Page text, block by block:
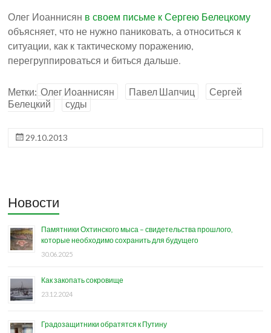
Олег Иоаннисян в своем письме к Сергею Белецкому
объясняет, что не нужно паниковать, а относиться к
ситуации, как к тактическому поражению,
перегруппироваться и биться дальше.
Метки: Олег Иоаннисян Павел Шапчиц
Сергей
Белецкий
суды
29.10.2013
Новости
Памятники Охтинского мыса – свидетельства прошлого,
которые необходимо сохранить для будущего
30.06.2025
Как закопать сокровище
23.12.2024
Градозащитники обратятся к Путину